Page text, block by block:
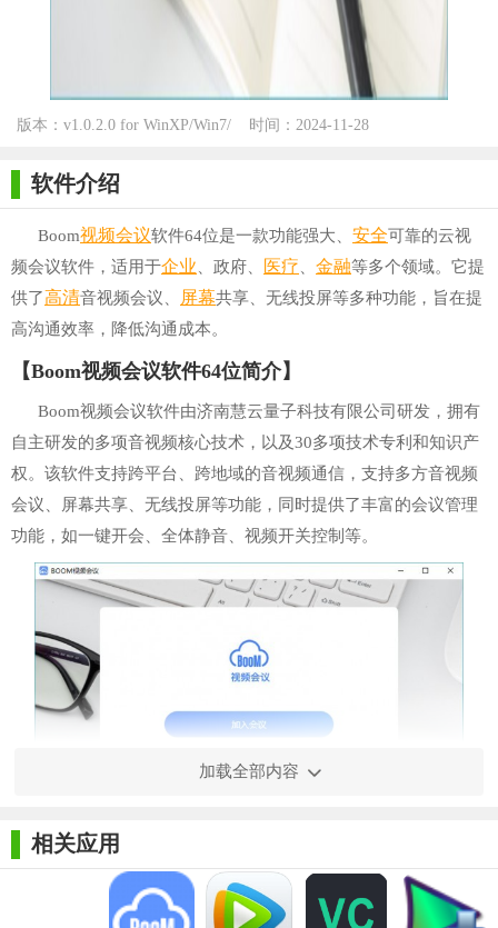
版本：v1.0.2.0 for WinXP/Win7/
时间：2024-11-28
软件介绍
Boom视频会议软件64位是一款功能强大、 安全可靠的云视
频会议软件，适用于企业 、政府、 医疗 金融等多个领域。它提
供了高清音视频会议、 屏幕共享、无线投屏等多种功能，旨在提
高沟通效率，降低沟通成本。
【Boom视频会议软件64位简介】
Boom视频会议软件由济南慧云量子科技有限公司研发，拥有
自主研发的多项音视频核心技术，以及30多项技术专利和知识产
权。该软件支持跨平台、跨地域的音视频通信，支持多方音视频
会议、屏幕共享、无线投屏等功能，同时提供了丰富的会议管理
功能，如一键开会、全体静音、视频开关控制等。
【Boom视频会议软件64位技巧】
加载全部内容
相关应用